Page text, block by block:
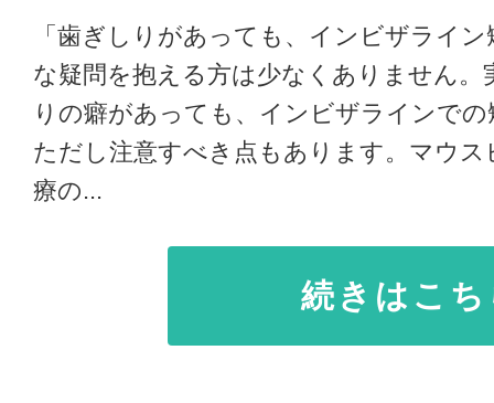
「歯ぎしりがあっても、インビザライ
な疑問を抱える方は少なくありません
りの癖があっても、インビザラインで
ただし注意すべき点もあります。マウ
療の...
続きはこ